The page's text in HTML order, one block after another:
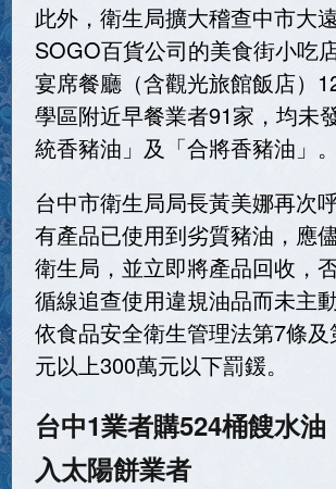
此外，衛生局擴大稽查中市大
SOGO百貨公司的美食街小吃
宴席餐廳（含觀光旅館飯店）
學區附近早餐業者91家，均未
統香豬油」及「合將香豬油」。
台中市衛生局局長黃美娜再次
有產品已使用到劣質豬油，應
衛生局，並立即將產品回收，
循線追查使用違規油品而未主
依食品安全衛生管理法第7條
元以上300萬元以下罰鍰。
台中1業者購524桶餿水
入太陽餅業者